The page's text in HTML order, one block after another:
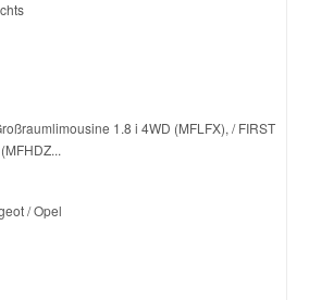
1.8 i 4WD (MFLFX), / FIRST
/ Opel